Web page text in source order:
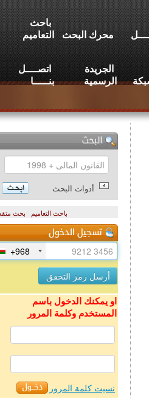
محرك البحث
باحث
التعاميم
الجريدة
الرسمية
اتصــــل
بنـــــا
أدوات البحث
باحث التعاميم بحث متقدم
+968
او يمكنك الدخول باسم
المستخدم وكلمة المرور
نسيت كلمة المرور